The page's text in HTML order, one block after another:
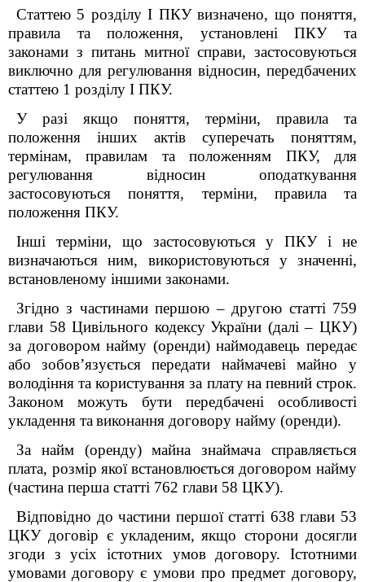
Статтею 5 розділу І ПКУ визначено, що поняття,
правила та положення, установлені ПКУ та
законами з питань митної справи, застосовуються
виключно для регулювання відносин, передбачених
статтею 1 розділу І ПКУ.
У разі якщо поняття, терміни, правила та
положення інших актів суперечать поняттям,
термінам, правилам та положенням ПКУ, для
регулювання відносин оподаткування
застосовуються поняття, терміни, правила та
положення ПКУ.
Інші терміни, що застосовуються у ПКУ і не
визначаються ним, використовуються у значенні,
встановленому іншими законами.
Згідно з частинами першою – другою статті 759
глави 58 Цивільного кодексу України (далі – ЦКУ)
за договором найму (оренди) наймодавець передає
або
зобов’язується передати наймачеві майно у
володіння та користування за плату на певний строк.
Законом можуть бути передбачені особливості
укладення тавиконання договору найму (оренди).
За найм (оренду) майна знаймача справляється
плата, розмір якої встановлюється договором найму
(частина перша статті 762 глави 58 ЦКУ).
Відповідно до частини першої статті 638 глави 53
ЦКУ договір є укладеним, якщо сторони досягли
згоди з усіх істотних умов договору. Істотними
умовами договору є умови про предмет договору,